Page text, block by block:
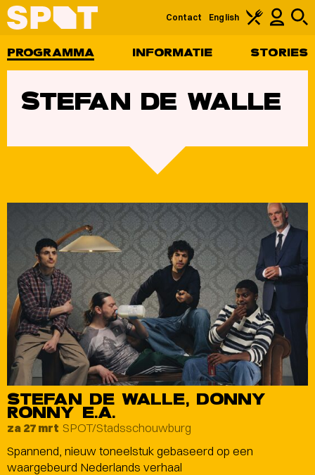
PROGRAMMA INFORMATIE STORIES
Contact English
STEFAN DE WALLE
STEFAN DE WALLE, DONNY
RONNY E.A.
za 27 mrt SPOT/Stadsschouwburg
Spannend, nieuw toneelstuk gebaseerd op een
waargebeurd Nederlands verhaal